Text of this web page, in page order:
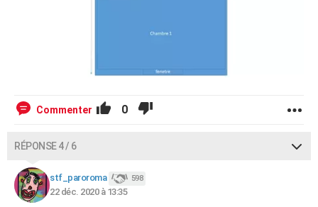
Commenter 0
RÉPONSE 4 / 6
stf_paroroma 598
22 déc. 2020 à 13:35